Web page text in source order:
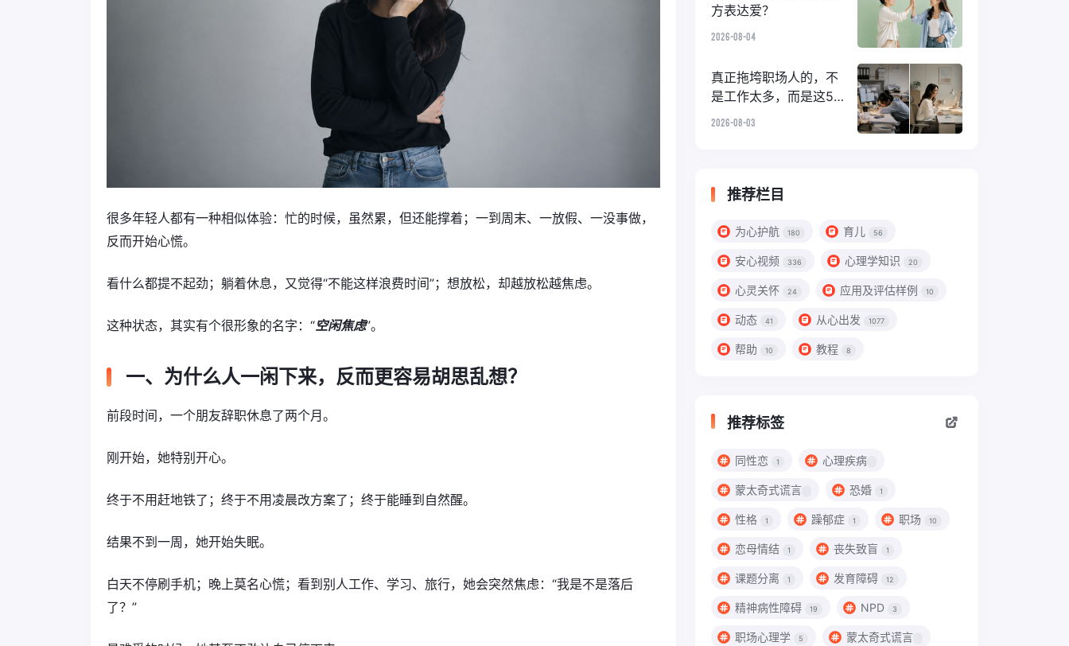
很多年轻人都有一种相似体验：忙的时候，虽然累，但还能撑着；一到周末、一放假、一没事做，
反而开始心慌。
看什么都提不起劲；躺着休息，又觉得“不能这样浪费时间”；想放松，却越放松越焦虑。
这种状态，其实有个很形象的名字：“空闲焦虑”。
一、为什么人一闲下来，反而更容易胡思乱想？
前段时间，一个朋友辞职休息了两个月。
刚开始，她特别开心。
终于不用赶地铁了；终于不用凌晨改方案了；终于能睡到自然醒。
结果不到一周，她开始失眠。
白天不停刷手机；晚上莫名心慌；看到别人工作、学习、旅行，她会突然焦虑：“我是不是落后
了？”
方表达爱？
2026-08-04
真正拖垮职场人的，不
是工作太多，而是这5种
“顺手小事”
2026-08-03
推荐栏目
为心护航 180 育儿 56
安心视频 336 心理学知识 20
心灵关怀 24 应用及评估样例 10
动态 41 从心出发 1077
帮助 10 教程 8
推荐标签
同性恋 1 心理疾病
蒙太奇式谎言 恐婚 1
性格 1 躁郁症 1 职场 10
恋母情结 1 丧失致盲 1
课题分离 1 发育障碍 12
精神病性障碍 19 NPD 3
职场心理学 5 蒙太奇式谎言